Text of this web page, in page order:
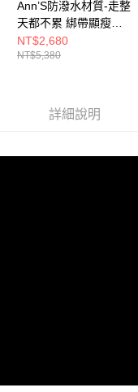
５．嚴禁一人註冊多個帳
恩沛科技股份有限公司將
國家/地區配送(限中國大
Ann’S防潑水材質-走整
天都不累 綁帶顯瘦短
靴6cm-黑
NT$2,680
NT$5,380
詳細說明